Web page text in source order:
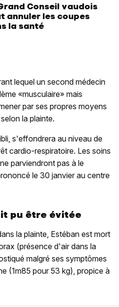
Conseil vaudois
annuler les coupes
la santé
lequel un second médecin
«musculaire» mais
par ses propres moyens
la plainte.
s'effondrera au niveau de
cardio-respiratoire. Les soins
parviendront pas à le
le 30 janvier au centre
pu être évitée
la plainte, Estéban est mort
(présence d'air dans la
malgré ses symptômes
(1m85 pour 53 kg), propice à